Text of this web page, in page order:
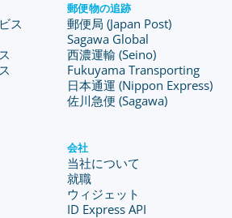
ス
郵便物の追跡
郵便局 (Japan Post)
Sagawa Global
西濃運輸 (Seino)
Fukuyama Transporting
日本通運 (Nippon Express)
佐川急便 (Sagawa)
会社
当社について
就職
ウィジェット
ID Express API